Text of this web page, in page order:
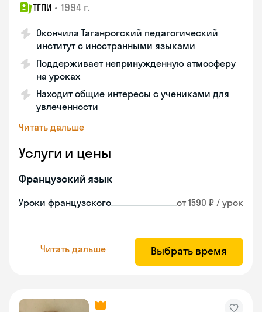
ТГПИ • 1994 г.
Окончила Таганрогский педагогический
институт с иностранными языками
Поддерживает непринужденную атмосферу
на уроках
Находит общие интересы с учениками для
увлеченности
Читать дальше
Услуги и цены
Французский язык
Уроки французского от 1590 ₽ / урок
Читать дальше Выбрать время